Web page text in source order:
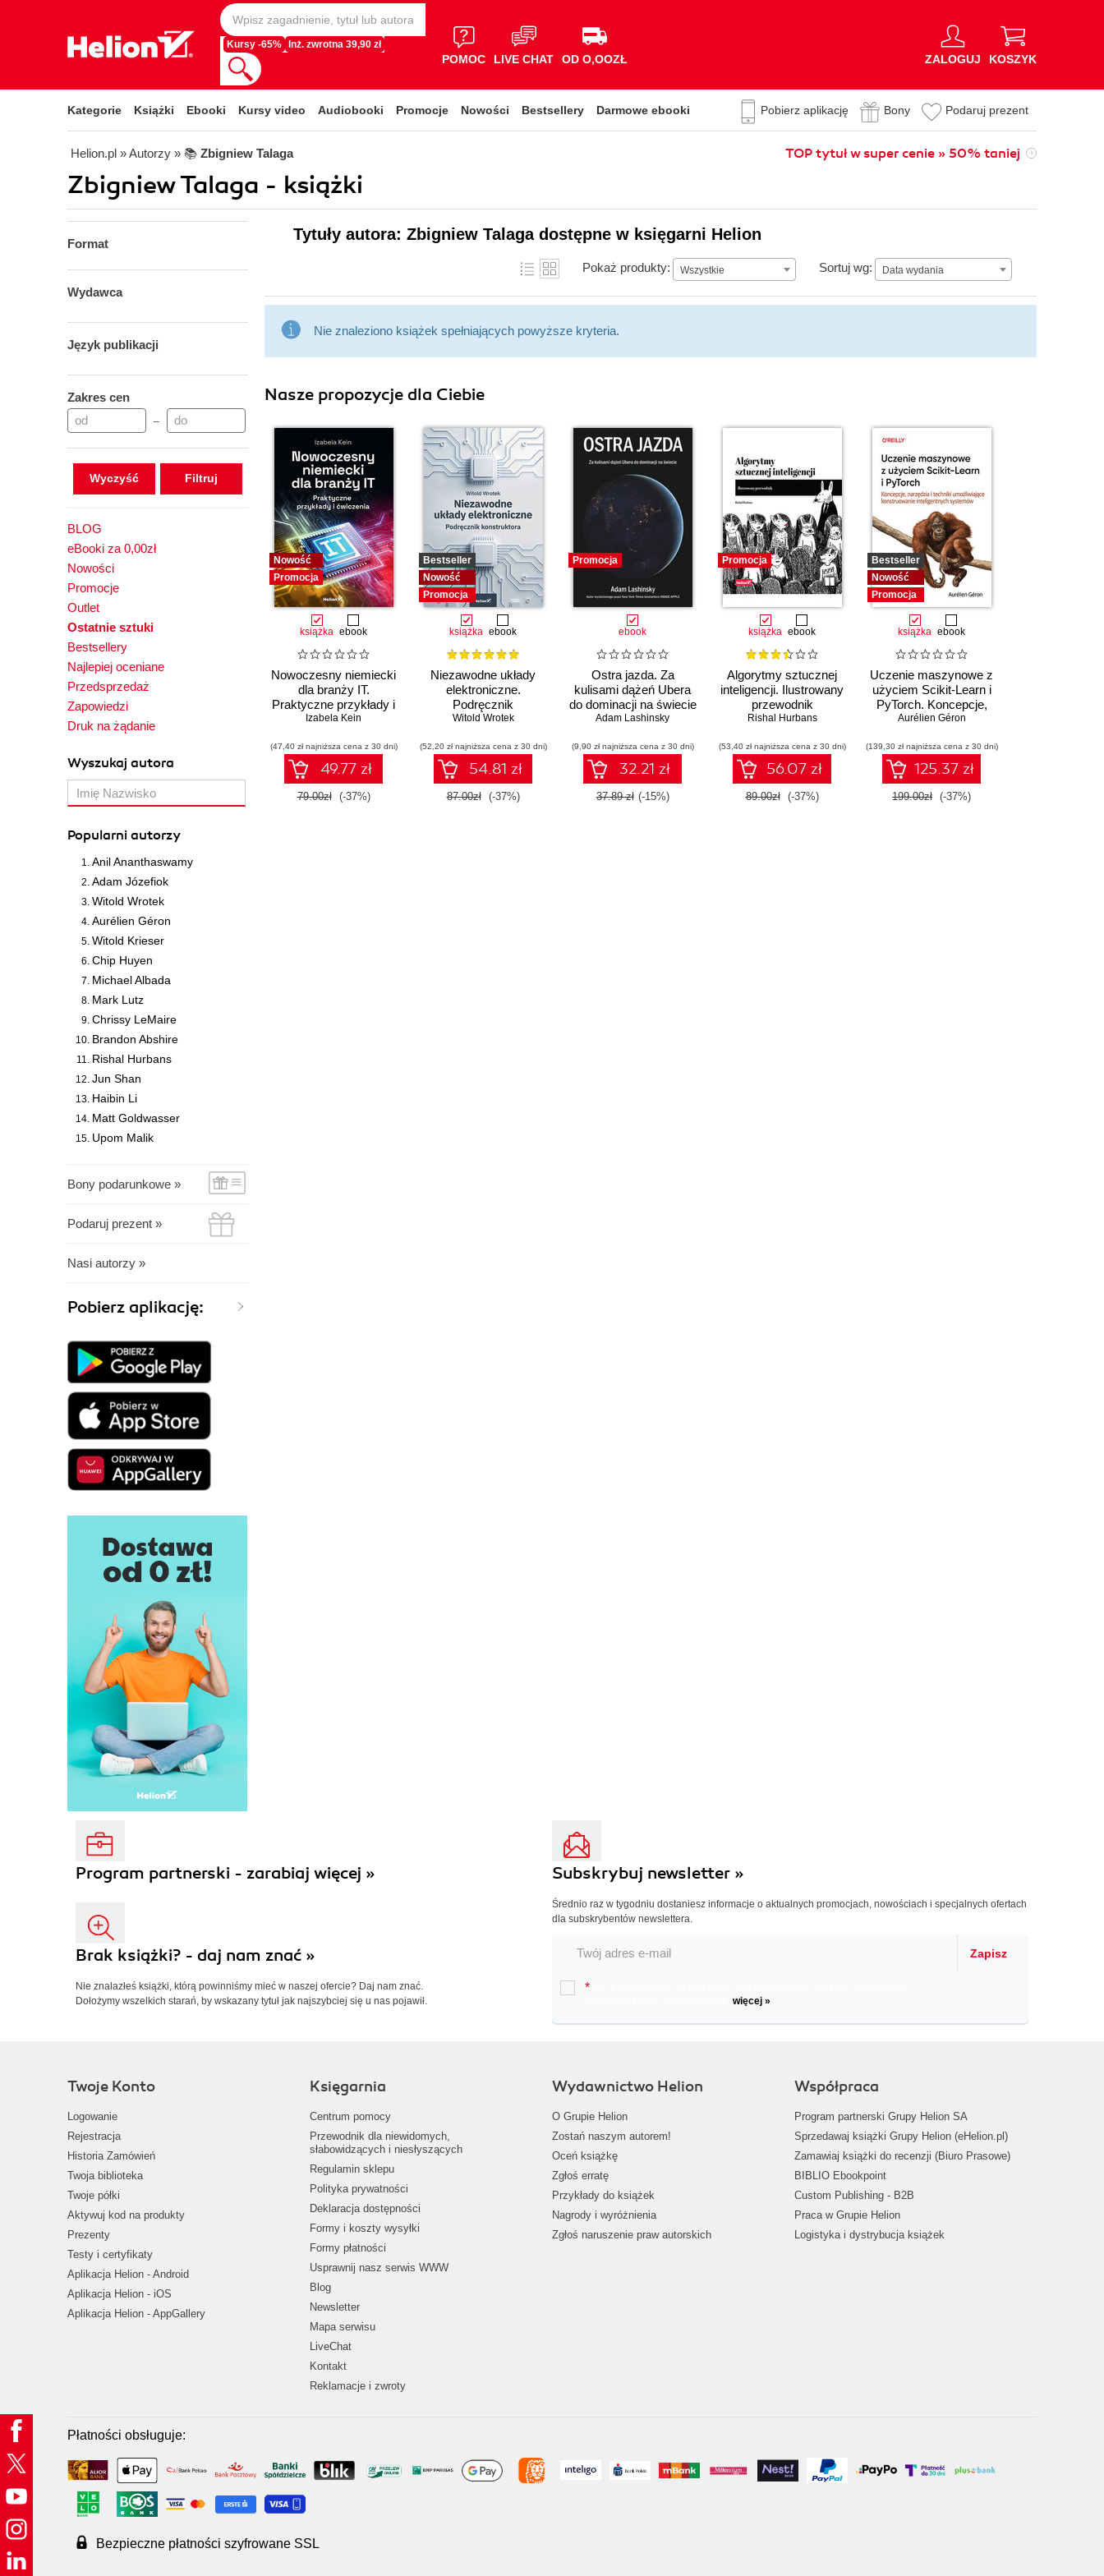
Kursy -65% Inż. zwrotna 39,90 zł
POMOC LIVE CHAT OD O,OOZŁ ZALOGUJ KOSZYK
Kategorie Książki Ebooki Kursy video Audiobooki Promocje Nowości Bestsellery Darmowe ebooki Pobierz aplikację Bony Podaruj prezent
Helion.pl » Autorzy » 📚 Zbigniew Talaga TOP tytuł w super cenie » 50% taniej
Zbigniew Talaga - książki
Format
Wydawca
Język publikacji
Zakres cen
–
Wyczyść
BLOG
eBooki za 0,00zł
Nowości
Promocje
Outlet
Ostatnie sztuki
Bestsellery
Najlepiej oceniane
Przedsprzedaż
Zapowiedzi
Druk na żądanie
Wyszukaj autora
Popularni autorzy
Anil Ananthaswamy
Adam Józefiok
Witold Wrotek
Aurélien Géron
Witold Krieser
Chip Huyen
Michael Albada
Mark Lutz
Chrissy LeMaire
Brandon Abshire
Rishal Hurbans
Jun Shan
Haibin Li
Matt Goldwasser
Upom Malik
Bony podarunkowe »
Podaruj prezent »
Nasi autorzy »
Pobierz aplikację:
Tytuły autora: Zbigniew Talaga dostępne w księgarni Helion
Pokaż produkty: Wszystkie Sortuj wg: Data wydania
Data wydania
Nie znaleziono książek spełniających powyższe kryteria.
Nasze propozycje dla Ciebie
Nowość
Promocja
książka ebook
Nowoczesny niemiecki
dla branży IT.
Praktyczne przykłady i
ćwiczenia
Izabela Kein
(47,40 zł najniższa cena z 30 dni)
49.77 zł
79.00zł (-37%)
Bestseller
Nowość
Promocja
książka ebook
Niezawodne układy
elektroniczne.
Podręcznik
konstruktora
Witold Wrotek
(52,20 zł najniższa cena z 30 dni)
54.81 zł
87.00zł (-37%)
Promocja
ebook
Ostra jazda. Za
kulisami dążeń Ubera
do dominacji na świecie
Adam Lashinsky
(9,90 zł najniższa cena z 30 dni)
32.21 zł
37.89 zł (-15%)
Promocja
książka ebook
Algorytmy sztucznej
inteligencji. Ilustrowany
przewodnik
Rishal Hurbans
(53,40 zł najniższa cena z 30 dni)
56.07 zł
89.00zł (-37%)
Bestseller
Nowość
Promocja
książka ebook
Uczenie maszynowe z
użyciem Scikit-Learn i
PyTorch. Koncepcje,
narzędzia i techniki
konstruowanie
inteligentnych
systemów
Aurélien Géron
(139,30 zł najniższa cena z 30 dni)
125.37 zł
199.00zł (-37%)
Program partnerski - zarabiaj więcej »
Brak książki? - daj nam znać »
Nie znalazłeś książki, którą powinniśmy mieć w naszej ofercie? Daj nam znać.
Dołożymy wszelkich starań, by wskazany tytuł jak najszybciej się u nas pojawił.
Subskrybuj newsletter »
Średnio raz w tygodniu dostaniesz informacje o aktualnych promocjach, nowościach i specjalnych ofertach
dla subskrybentów newslettera.
Zapisz
*
więcej »
Twoje Konto
Logowanie
Rejestracja
Historia Zamówień
Twoja biblioteka
Twoje półki
Aktywuj kod na produkty
Prezenty
Testy i certyfikaty
Aplikacja Helion - Android
Aplikacja Helion - iOS
Aplikacja Helion - AppGallery
Księgarnia
Centrum pomocy
Przewodnik dla niewidomych,
słabowidzących i niesłyszących
Regulamin sklepu
Polityka prywatności
Deklaracja dostępności
Formy i koszty wysyłki
Formy płatności
Usprawnij nasz serwis WWW
Blog
Newsletter
Mapa serwisu
LiveChat
Kontakt
Reklamacje i zwroty
Wydawnictwo Helion
O Grupie Helion
Zostań naszym autorem!
Oceń książkę
Zgłoś erratę
Przykłady do książek
Nagrody i wyróżnienia
Zgłoś naruszenie praw autorskich
Współpraca
Program partnerski Grupy Helion SA
Sprzedawaj książki Grupy Helion (eHelion.pl)
Zamawiaj książki do recenzji (Biuro Prasowe)
BIBLIO Ebookpoint
Custom Publishing - B2B
Praca w Grupie Helion
Logistyka i dystrybucja książek
Płatności obsługuje:
Bezpieczne płatności szyfrowane SSL